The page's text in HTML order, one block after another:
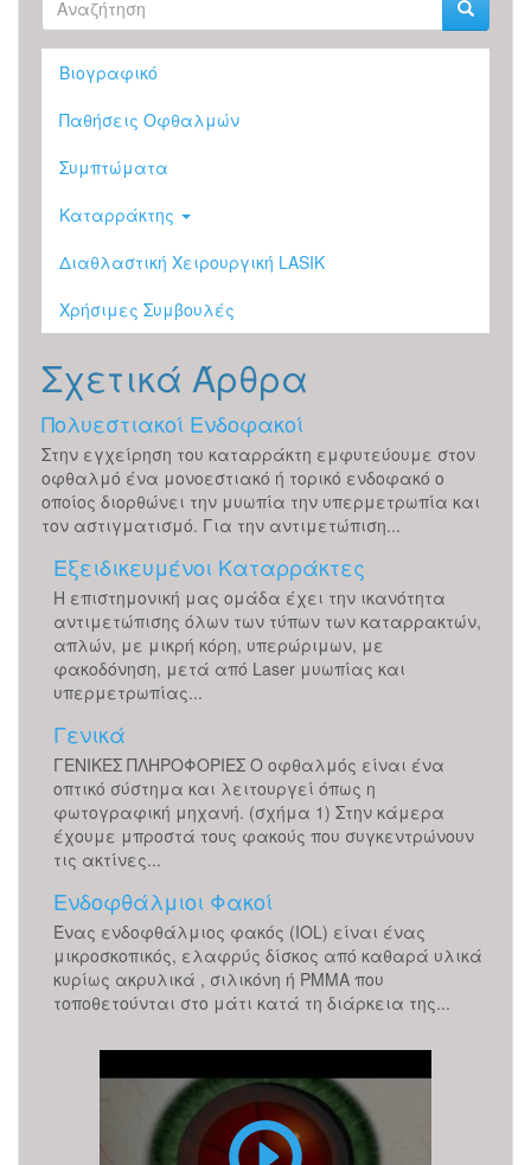
αναζήτησης
Αναζήτηση
Βιογραφικό
Παθήσεις Οφθαλμών
Συμπτώματα
Καταρράκτης
Διαθλαστική Χειρουργική LASIK
Χρήσιμες Συμβουλές
Σχετικά Άρθρα
Πολυεστιακοί Ενδοφακοί
Στην εγχείρηση του καταρράκτη εμφυτεύουμε στον
οφθαλμό ένα μονοεστιακό ή τορικό ενδοφακό ο
οποίος διορθώνει την μυωπία την υπερμετρωπία και
τον αστιγματισμό. Για την αντιμετώπιση...
Εξειδικευμένοι Καταρράκτες
H επιστημονική μας ομάδα έχει την ικανότητα
αντιμετώπισης όλων των τύπων των καταρρακτών,
απλών, με μικρή κόρη, υπερώριμων, με
φακοδόνηση, μετά από Laser μυωπίας και
υπερμετρωπίας...
Γενικά
ΓΕΝΙΚΕΣ ΠΛΗΡΟΦΟΡΙΕΣ Ο οφθαλμός είναι ένα
οπτικό σύστημα και λειτουργεί όπως η
φωτογραφική μηχανή. (σχήμα 1) Στην κάμερα
έχουμε μπροστά τους φακούς που συγκεντρώνουν
τις ακτίνες...
Ενδοφθάλμιοι Φακοί
Ένας ενδοφθάλμιος φακός (IOL) είναι ένας
μικροσκοπικός, ελαφρύς δίσκος από καθαρά υλικά
κυρίως ακρυλικά , σιλικόνη ή PMMA που
τοποθετούνται στο μάτι κατά τη διάρκεια της...
Επέμβαση
Καταρράκτη